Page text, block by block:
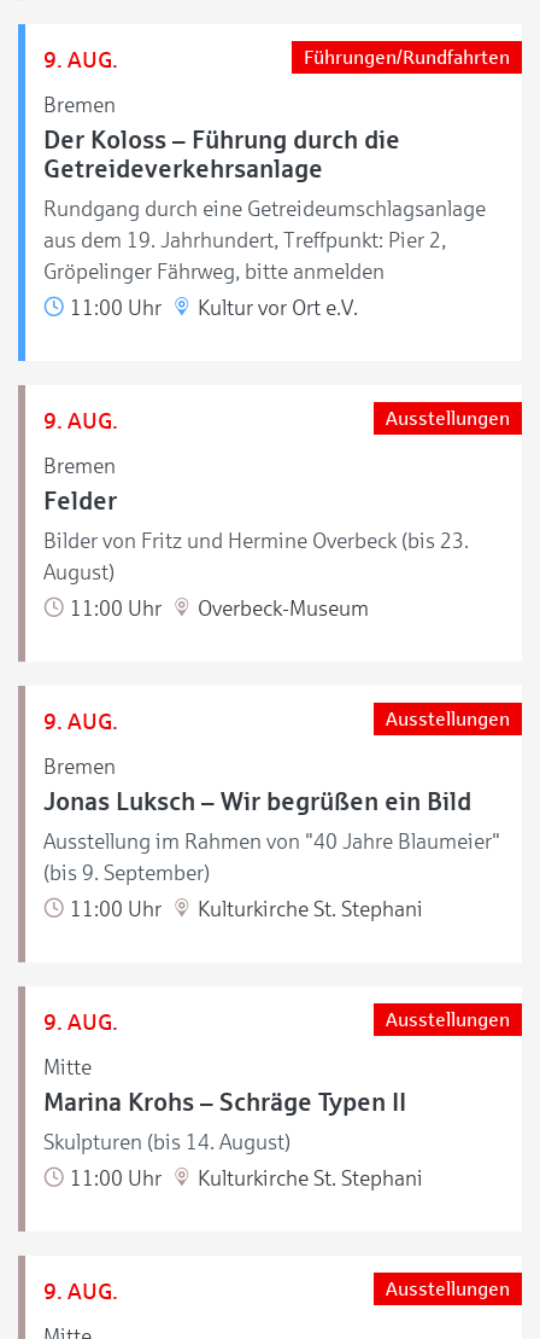
9. AUG.
Bremen
Führungen/Rundfahrten
Der Koloss – Führung durch die
Getreideverkehrsanlage
Rundgang durch eine Getreideumschlagsanlage
aus dem 19. Jahrhundert, Treffpunkt: Pier 2,
Gröpelinger Fährweg, bitte anmelden
11:00 Uhr
Kultur vor Ort e.V.
9. AUG.
Bremen
Ausstellungen
Felder
Bilder von Fritz und Hermine Overbeck (bis 23.
August)
11:00 Uhr
Overbeck-Museum
9. AUG.
Bremen
Ausstellungen
Jonas Luksch – Wir begrüßen ein Bild
Ausstellung im Rahmen von "40 Jahre Blaumeier"
(bis 9. September)
11:00 Uhr
Kulturkirche St. Stephani
9. AUG.
Mitte
Ausstellungen
Marina Krohs – Schräge Typen II
Skulpturen (bis 14. August)
11:00 Uhr
Kulturkirche St. Stephani
9. AUG. Ausstellungen